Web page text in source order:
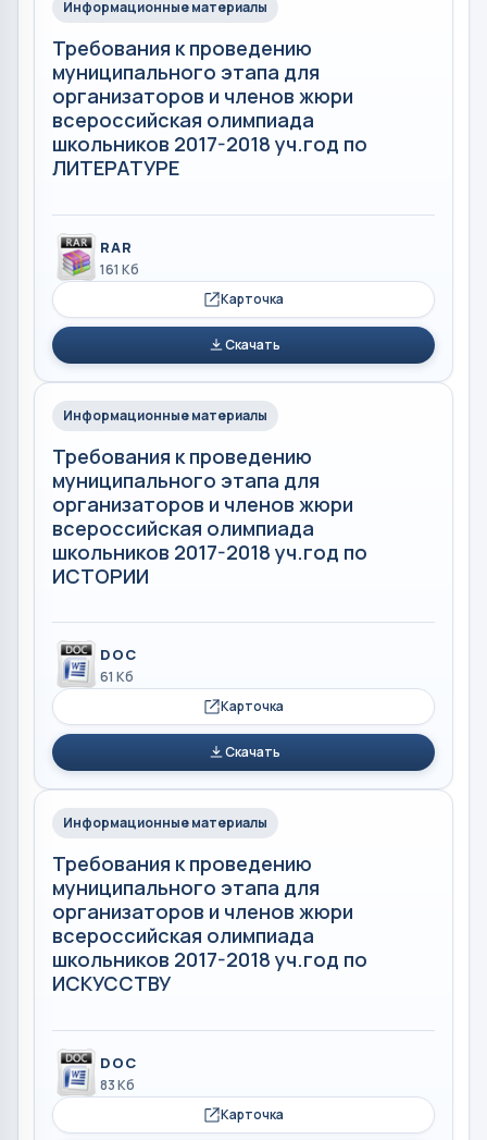
Информационные материалы
Требования к проведению
муниципального этапа для
организаторов и членов жюри
всероссийская олимпиада
школьников 2017-2018 уч.год по
ЛИТЕРАТУРЕ
RAR
161 Кб
Карточка
Скачать
Информационные материалы
Требования к проведению
муниципального этапа для
организаторов и членов жюри
всероссийская олимпиада
школьников 2017-2018 уч.год по
ИСТОРИИ
DOC
61 Кб
Карточка
Скачать
Информационные материалы
Требования к проведению
муниципального этапа для
организаторов и членов жюри
всероссийская олимпиада
школьников 2017-2018 уч.год по
ИСКУССТВУ
DOC
83 Кб
Карточка